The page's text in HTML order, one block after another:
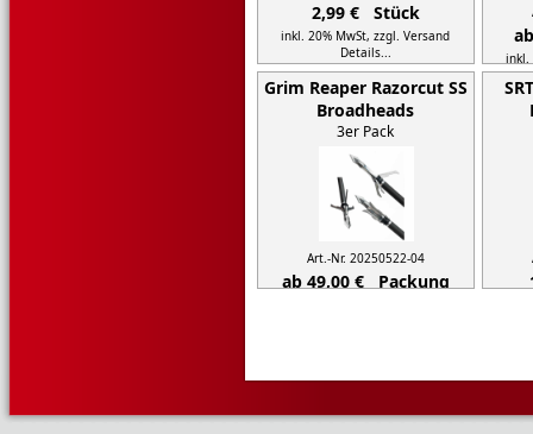
2,99 € Stück
inkl. 20% MwSt,zzgl. Versand
Details...
inkl.
Grim Reaper Razorcut SS
Broadheads
3er Pack
Art.-Nr. 20250522-04
ab 49,00 € Packung